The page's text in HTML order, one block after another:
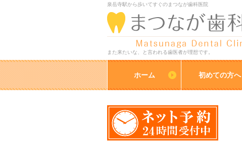
泉岳寺駅から歩いてすぐのまつなが歯科医院
また来たいな、と言われる歯医者が理想です。
ホーム 初めての方へ